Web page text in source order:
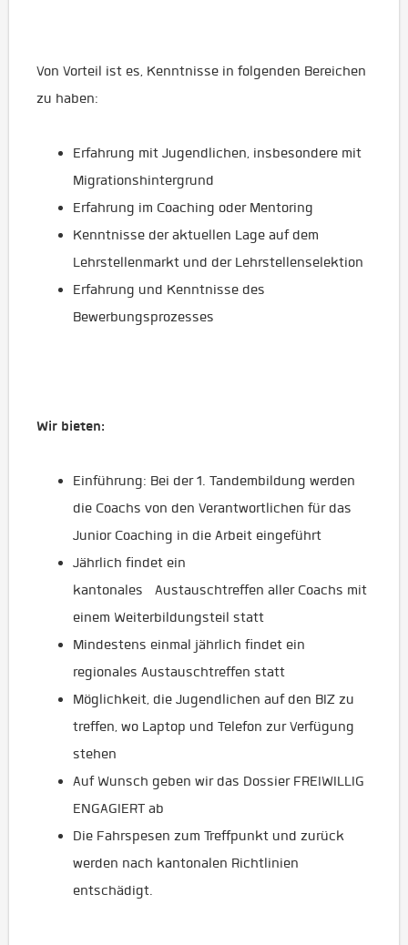
Von Vorteil ist es, Kenntnisse in folgenden Bereichen
zu haben:
Erfahrung mit Jugendlichen, insbesondere mit
Migrationshintergrund
Erfahrung im Coaching oder Mentoring
Kenntnisse der aktuellen Lage auf dem
Lehrstellenmarkt und der Lehrstellenselektion
Erfahrung und Kenntnisse des
Bewerbungsprozesses
Wir bieten:
Einführung: Bei der 1. Tandembildung werden
die Coachs von den Verantwortlichen für das
Junior Coaching in die Arbeit eingeführt
Jährlich findet ein
kantonales Austauschtreffen aller Coachs mit
einem Weiterbildungsteil statt
Mindestens einmal jährlich findet ein
regionales Austauschtreffen statt
Möglichkeit, die Jugendlichen auf den BIZ zu
treffen, wo Laptop und Telefon zur Verfügung
stehen
Auf Wunsch geben wir das Dossier FREIWILLIG
ENGAGIERT ab
Die Fahrspesen zum Treffpunkt und zurück
werden nach kantonalen Richtlinien
entschädigt.